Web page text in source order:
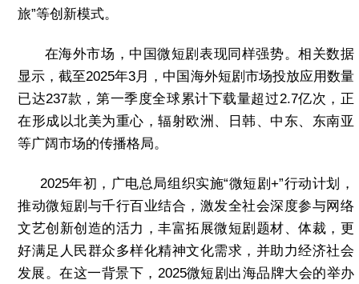
旅”等创新模式。
在海外市场，中国微短剧表现同样强势。相关数据
显示，截至2025年3月，中国海外短剧市场投放应用数量
已达237款，第一季度全球累计下载量超过2.7亿次，正
在形成以北美为重心，辐射欧洲、日韩、中东、东南亚
等广阔市场的传播格局。
2025年初，广电总局组织实施“微短剧+”行动计划，
推动微短剧与千行百业结合，激发全社会深度参与网络
文艺创新创造的活力，丰富拓展微短剧题材、体裁，更
好满足人民群众多样化精神文化需求，并助力经济社会
发展。在这一背景下，2025微短剧出海品牌大会的举办